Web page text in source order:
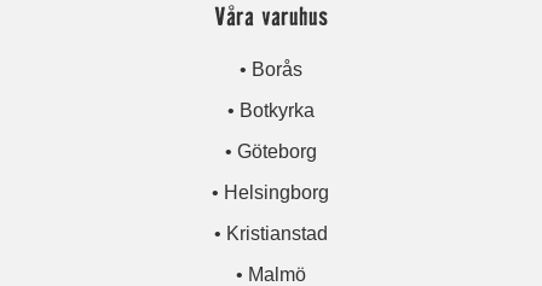
Våra varuhus
• Borås
• Botkyrka
• Göteborg
• Helsingborg
• Kristianstad
• Malmö